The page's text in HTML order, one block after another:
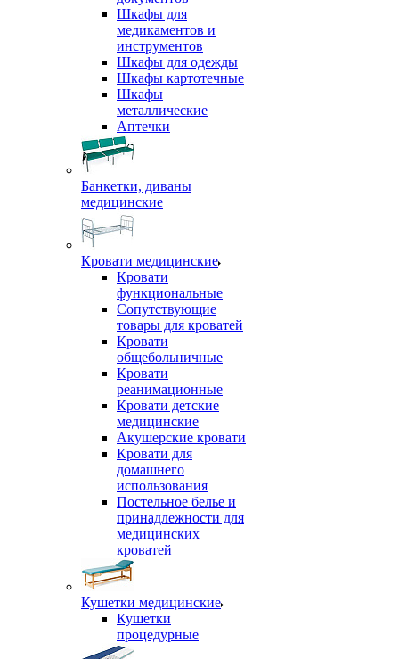
Шкафы для
медикаментов и
инструментов
Шкафы для одежды
Шкафы картотечные
Шкафы
металлические
Аптечки
Банкетки, диваны
медицинские
Кровати медицинские
Кровати
функциональные
Сопутствующие
товары для кроватей
Кровати
общебольничные
Кровати
реанимационные
Кровати детские
медицинские
Акушерские кровати
Кровати для
домашнего
использования
Постельное белье и
принадлежности для
медицинских
кроватей
Кушетки медицинские
Кушетки
процедурные